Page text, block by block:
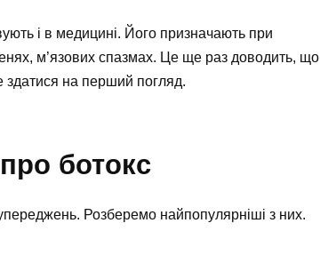
і в медицині. Його призначають при
м’язових спазмах. Це ще раз доводить, що
на перший погляд.
ботокс
упереджень. Розберемо найпопулярніші з них.